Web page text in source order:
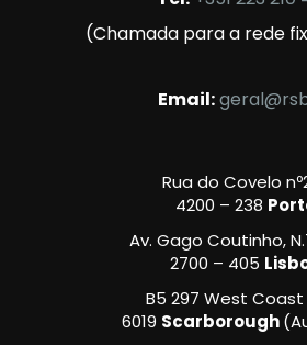
(Chamada para a rede
Email:
Rua do Covelo
4200 – 238
Av. Gago Coutinho,
2700 – 405
B5 297 West Coast
6019 Scarborough